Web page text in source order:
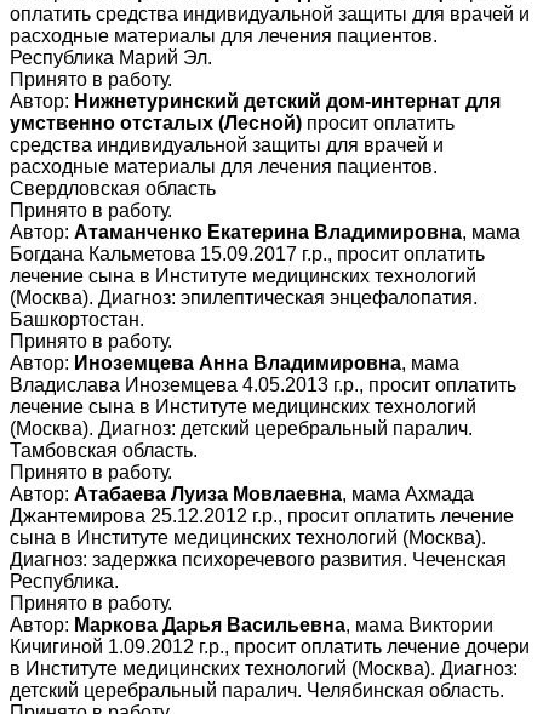
оплатить средства индивидуальной защиты для врачей и
расходные материалы для лечения пациентов.
Республика Марий Эл.
Принято в работу.
Автор: Нижнетуринский детский дом-интернат для
умственно отсталых (Лесной) просит оплатить
средства индивидуальной защиты для врачей и
расходные материалы для лечения пациентов.
Свердловская область
Принято в работу.
Автор: Атаманченко Екатерина Владимировна, мама
Богдана Кальметова 15.09.2017 г.р., просит оплатить
лечение сына в Институте медицинских технологий
(Москва). Диагноз: эпилептическая энцефалопатия.
Башкортостан.
Принято в работу.
Автор: Иноземцева Анна Владимировна, мама
Владислава Иноземцева 4.05.2013 г.р., просит оплатить
лечение сына в Институте медицинских технологий
(Москва). Диагноз: детский церебральный паралич.
Тамбовская область.
Принято в работу.
Автор: Атабаева Луиза Мовлаевна, мама Ахмада
Джантемирова 25.12.2012 г.р., просит оплатить лечение
сына в Институте медицинских технологий (Москва).
Диагноз: задержка психоречевого развития. Чеченская
Республика.
Принято в работу.
Автор: Маркова Дарья Васильевна, мама Виктории
Кичигиной 1.09.2012 г.р., просит оплатить лечение дочери
в Институте медицинских технологий (Москва). Диагноз:
детский церебральный паралич. Челябинская область.